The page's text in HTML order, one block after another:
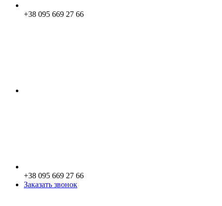
+38 095 669 27 66
+38 095 669 27 66
Заказать звонок